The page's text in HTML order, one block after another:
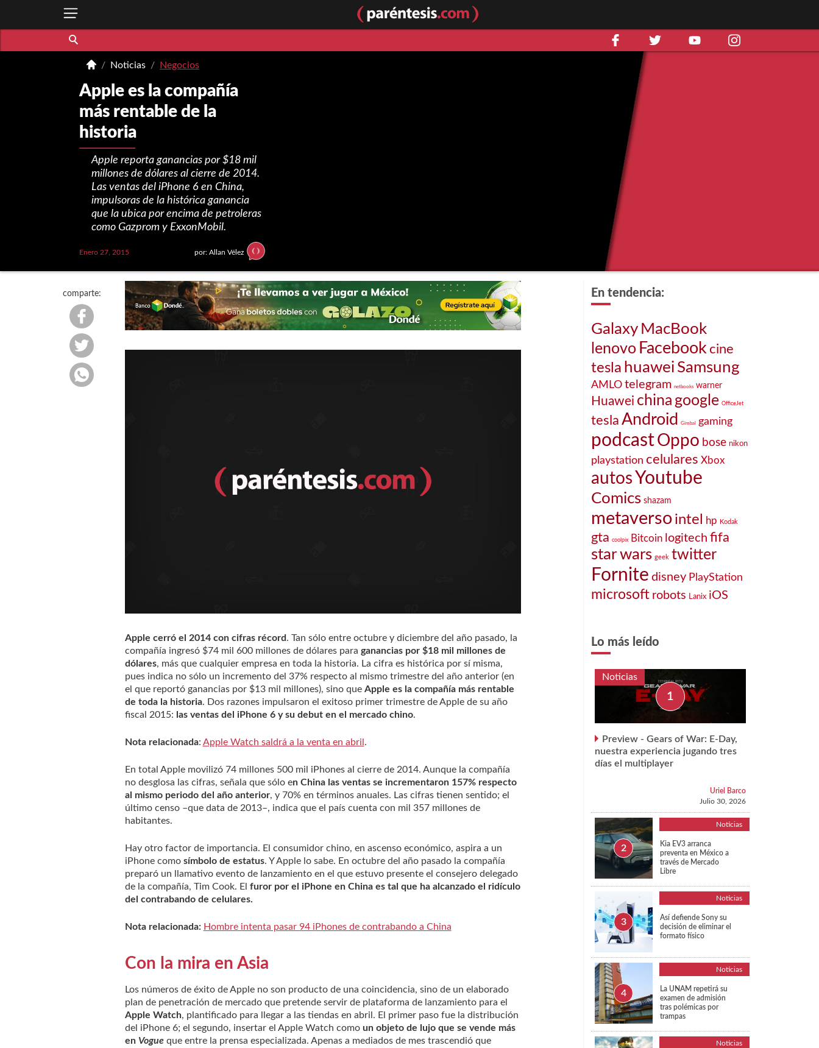
Noticias Negocios
Apple es la compañía
más rentable de la
historia
Apple reporta ganancias por $18 mil
millones de dólares al cierre de 2014.
Las ventas del iPhone 6 en China,
impulsoras de la histórica ganancia
que la ubica por encima de petroleras
como Gazprom y ExxonMobil.
Enero 27, 2015 por: Allan Vélez
comparte:
Apple cerró el 2014 con cifras récord. Tan sólo entre octubre y diciembre del año pasado, la
compañía ingresó $74 mil 600 millones de dólares para ganancias por $18 mil millones de
dólares, más que cualquier empresa en toda la historia. La cifra es histórica por sí misma,
pues indica no sólo un incremento del 37% respecto al mismo trimestre del año anterior (en
el que reportó ganancias por $13 mil millones), sino que Apple es la compañía más rentable
de toda la historia. Dos razones impulsaron el exitoso primer trimestre de Apple de su año
fiscal 2015: las ventas del iPhone 6 y su debut en el mercado chino.
Nota relacionada: Apple Watch saldrá a la venta en abril .
En total Apple movilizó 74 millones 500 mil iPhones al cierre de 2014. Aunque la compañía
no desglosa las cifras, señala que sólo en China las ventas se incrementaron 157% respecto
al mismo periodo del año anterior, y 70% en términos anuales. Las cifras tienen sentido; el
último censo –que data de 2013–, indica que el país cuenta con mil 357 millones de
habitantes.
Hay otro factor de importancia. El consumidor chino, en ascenso económico, aspira a un
iPhone como símbolo de estatus. Y Apple lo sabe. En octubre del año pasado la compañía
preparó un llamativo evento de lanzamiento en el que estuvo presente el consejero delegado
de la compañía, Tim Cook. El furor por el iPhone en China es tal que ha alcanzado el ridículo
del contrabando de celulares.
Nota relacionada: Hombre intenta pasar 94 iPhones de contrabando a China
Con la mira en Asia
Los números de éxito de Apple no son producto de una coincidencia, sino de un elaborado
plan de penetración de mercado que pretende servir de plataforma de lanzamiento para el
Apple Watch, plantificado para llegar a las tiendas en abril. El primer paso fue la distribución
del iPhone 6; el segundo, insertar el Apple Watch como un objeto de lujo que se vende más
en Vogueque entre la prensa especializada. Apenas a mediados de mes trascendió que
En tendencia:
Galaxy MacBook
lenovo Facebook cine
tesla huawei Samsung
AMLO telegram netbooks warner
Huawei china google OfficeJet
tesla Android Gimbal gaming
podcastOppo bose nikon
playstation celulares Xbox
autos Youtube
Comics shazam
metaverso intel hp Kodak
gta coolpix Bitcoin logitech fifa
star wars geek twitter
Fornite disney PlayStation
microsoft robots Lanix iOS
Lo más leído
Noticias
Preview - Gears of War: E-Day,
nuestra experiencia jugando tres
días el multiplayer
Uriel Barco
Julio 30, 2026
Noticias
Kia EV3 arranca
preventa en México a
través de Mercado
Libre
Noticias
Así defiende Sony su
decisión de eliminar el
formato físico
Noticias
La UNAM repetirá su
examen de admisión
tras polémicas por
trampas
Noticias